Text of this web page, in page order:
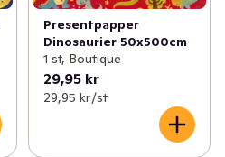
Presentpapper
Dinosaurier 50x500cm
1 st, Boutique
29,95 kr
29,95 kr /st